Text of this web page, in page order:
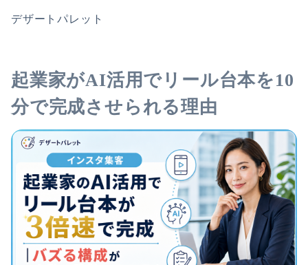
デザートパレット
起業家がAI活用でリール台本を10
分で完成させられる理由